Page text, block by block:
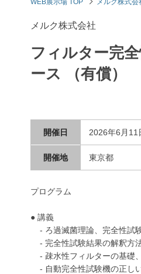
メルク株式会社
フィルター完
ース （有償）
開催日 2026年6月11
開催地 東京都
プログラム
● 講義
- ろ過滅菌理論、完全性試
- 完全性試験結果の解釈方
- 疎水性フィルターの基礎
- 自動完全性試験機の正し